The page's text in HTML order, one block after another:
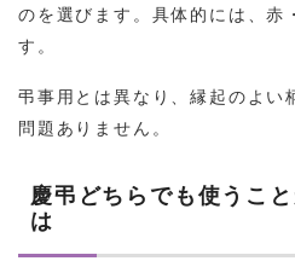
のを選びます。具体的には、赤
す。
弔事用とは異なり、縁起のよい
問題ありません。
慶弔どちらでも使うこ
は